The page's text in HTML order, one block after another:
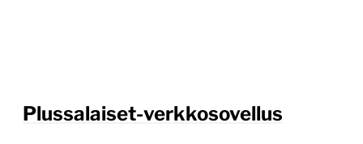
Plussalaiset-verkkosovellus